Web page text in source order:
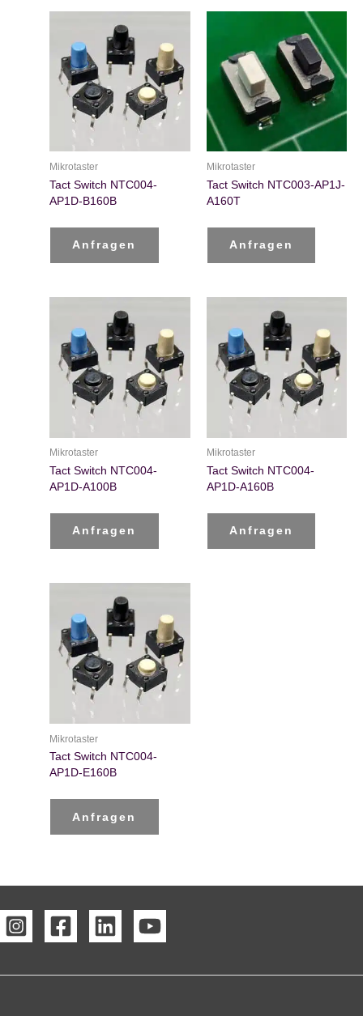
Mikrotaster
Tact Switch NTC004-
AP1D-B160B
Anfragen
Mikrotaster
Tact Switch NTC003-AP1J-
A160T
Anfragen
Mikrotaster
Tact Switch NTC004-
AP1D-A100B
Anfragen
Mikrotaster
Tact Switch NTC004-
AP1D-A160B
Anfragen
Mikrotaster
Tact Switch NTC004-
AP1D-E160B
Anfragen